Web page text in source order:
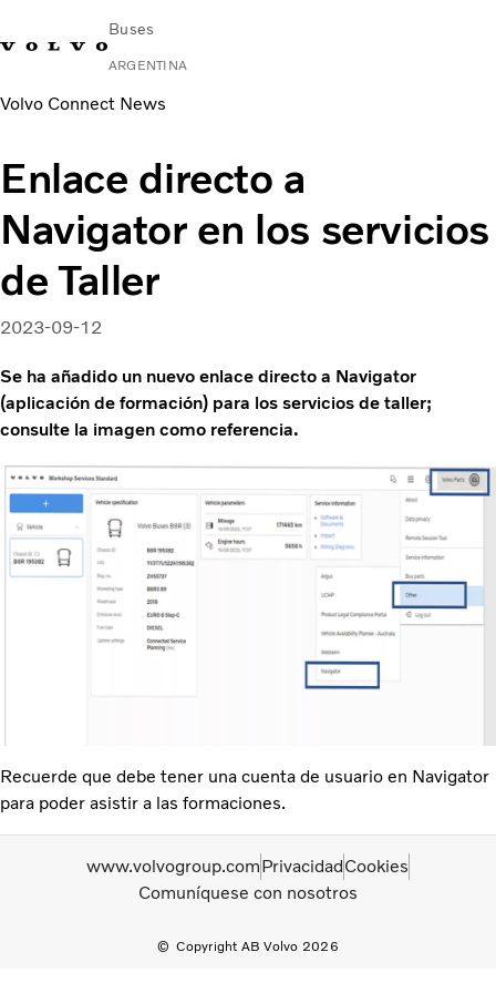
Buses
ARGENTINA
Change MarketContacto Buscar concesionario
Urbano e Interurbano
Buses Media & Larga Distancia
Servicios
¿Por qué elegir Volvo?
Contacto
Volvo Connect News
Enlace directo a
Navigator en los servicios
de Taller
2023-09-12
Se ha añadido un nuevo enlace directo a Navigator
(aplicación de formación) para los servicios de taller;
consulte la imagen como referencia.
Recuerde que debe tener una cuenta de usuario en Navigator
para poder asistir a las formaciones.
Copyright AB Volvo 2026
www.volvogroup.comPrivacidadCookies
Comuníquese con nosotros